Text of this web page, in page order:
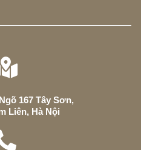
167 Tây Sơn,
Liên, Hà Nội